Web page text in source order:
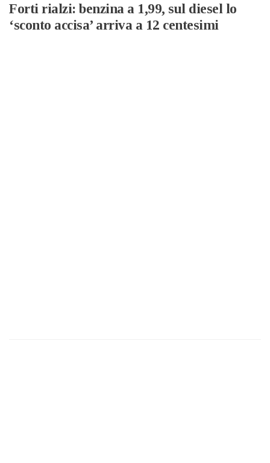
Forti rialzi: benzina a 1,99, sul diesel lo
‘sconto accisa’ arriva a 12 centesimi